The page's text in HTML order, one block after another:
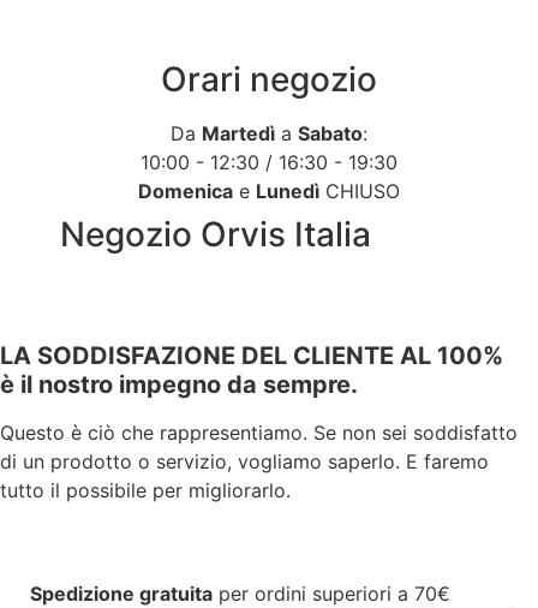
Orari negozio
Da Martedì a Sabato:
10:00 - 12:30 / 16:30 - 19:30
Domenica e Lunedì CHIUSO
Negozio Orvis Italia
LA SODDISFAZIONE DEL CLIENTE AL 100%
è il nostro impegno da sempre.
Questo è ciò che rappresentiamo. Se non sei soddisfatto
di un prodotto o servizio, vogliamo saperlo. E faremo
tutto il possibile per migliorarlo.
Spedizione gratuita per ordini superiori a 70€